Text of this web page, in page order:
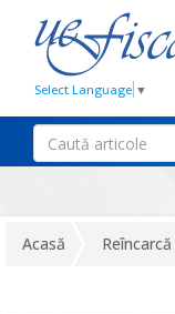
Select Language ▼
Acasă